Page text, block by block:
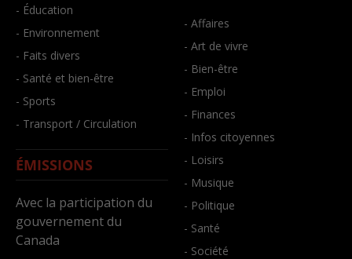
- Éducation
- Environnement
- Faits divers
- Santé et bien-être
- Sports
- Transport / Circulation
ÉMISSIONS
Avec la participation du
gouvernement du
Canada
- Affaires
- Art de vivre
- Bien-être
- Emploi
- Finances
- Infos citoyennes
- Loisirs
- Musique
- Politique
- Santé
- Société